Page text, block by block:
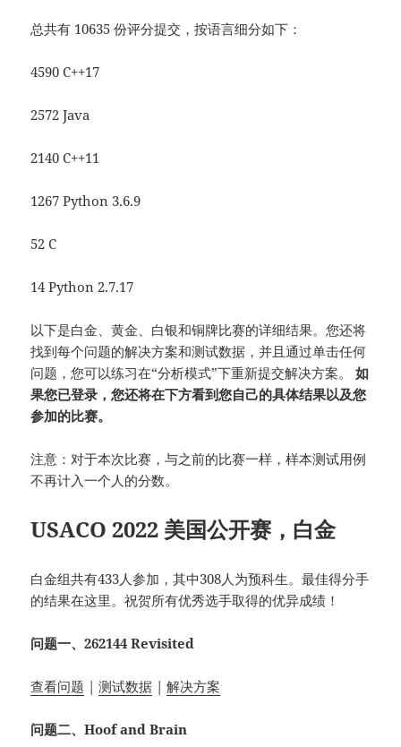
总共有 10635 份评分提交，按语言细分如下：
4590 C++17
2572 Java
2140 C++11
1267 Python 3.6.9
52 C
14 Python 2.7.17
以下是白金、黄金、白银和铜牌比赛的详细结果。您还将
找到每个问题的解决方案和测试数据，并且通过单击任何
问题，您可以练习在“分析模式”下重新提交解决方案。如
果您已登录，您还将在下方看到您自己的具体结果以及您
参加的比赛。
注意：对于本次比赛，与之前的比赛一样，样本测试用例
不再计入一个人的分数。
USACO 2022 美国公开赛，白金
白金组共有433人参加，其中308人为预科生。最佳得分手
的结果在这里。祝贺所有优秀选手取得的优异成绩！
问题一、262144 Revisited
查看问题 |测试数据 |解决方案
问题二、Hoof and Brain